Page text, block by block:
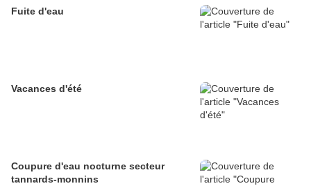
Fuite d'eau
Vacances d'été
Coupure d'eau nocturne secteur
tannards-monnins